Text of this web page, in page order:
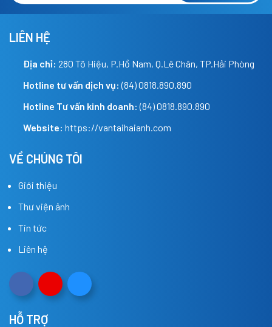
LIÊN HỆ
Địa chỉ: 280 Tô Hiệu, P.Hồ Nam, Q.Lê Chân, TP.Hải Phòng
Hotline tư vấn dịch vụ: (84) 0818.890.890
Hotline Tư vấn kinh doanh: (84) 0818.890.890
Website: https://vantaihaianh.com
VỀ CHÚNG TÔI
Giới thiệu
Thư viện ảnh
Tin tức
Liên hệ
HỖ TRỢ